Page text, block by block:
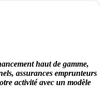
haut de gamme,
assurances emprunteurs
activité avec un modèle